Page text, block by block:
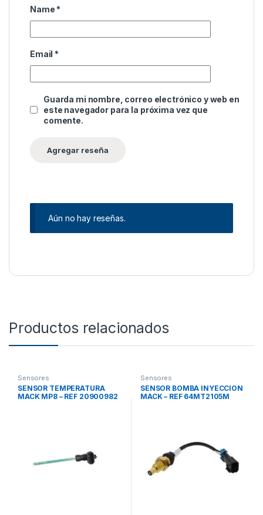
Name *
Email *
Guarda mi nombre, correo electrónico y web en
este navegador para la próxima vez que
comente.
Aún no hay reseñas.
Productos relacionados
Sensores
SENSOR TEMPERATURA
MACK MP8 – REF 20900982
Sensores
SENSOR BOMBA INYECCION
MACK – REF 64MT2105M